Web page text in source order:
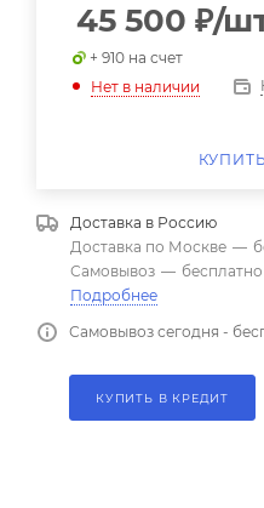
45 500 ₽/
+ 910 на счет
Нет в наличии
Доставка в Россию
Доставка по Москве —
Самовывоз — бесплатно
Подробнее
Самовывоз сегодня -
КУПИТЬ В КРЕДИТ